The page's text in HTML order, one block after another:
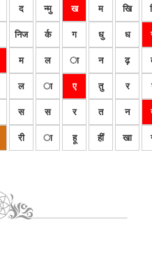
द न्मु ख म खि
निज र्क ग धु ध
म ल ा न ढ़
ल ा ए तु र
स स र त न
री ा हू हीं खा